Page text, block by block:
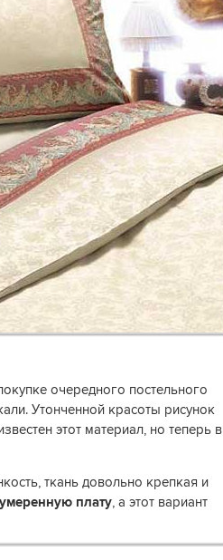
очередного постельного
Утонченной красоты рисунок
этот материал, но теперь в
ткань довольно крепкая и
плату, а этот вариант